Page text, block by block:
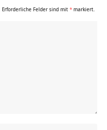
Erforderliche Felder sind mit * markiert.